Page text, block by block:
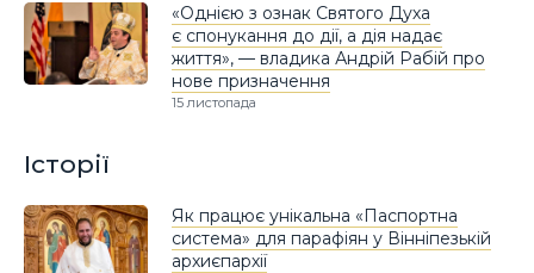
«Однією з ознак Святого Духа
є спонукання до дії, а дія надає
життя», — владика Андрій Рабій про
нове призначення
15 листопада
Історії
Як працює унікальна «Паспортна
система» для парафіян у Вінніпезькій
архиєпархії